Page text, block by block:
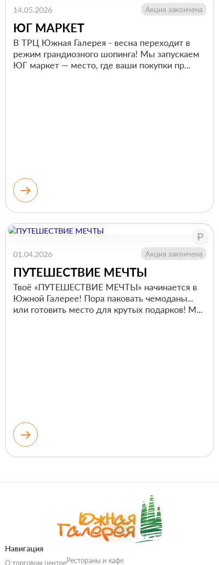
14.05.2026 Акция закончена
ЮГ МАРКЕТ
В ТРЦ Южная Галерея - весна переходит в
режим грандиозного шопинга! Мы запускаем
ЮГ маркет — место, где ваши покупки пр...
01.04.2026 Акция закончена
ПУТЕШЕСТВИЕ МЕЧТЫ
Твоё «ПУТЕШЕСТВИЕ МЕЧТЫ» начинается в
Южной Галерее! Пора паковать чемоданы...
или готовить место для крутых подарков! М...
Навигация
О торговом центреРестораны и кафе